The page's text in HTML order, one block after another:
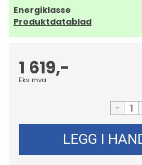
Energiklasse
Produktdatablad
1 619,-
Eks mva
-
LEGG I